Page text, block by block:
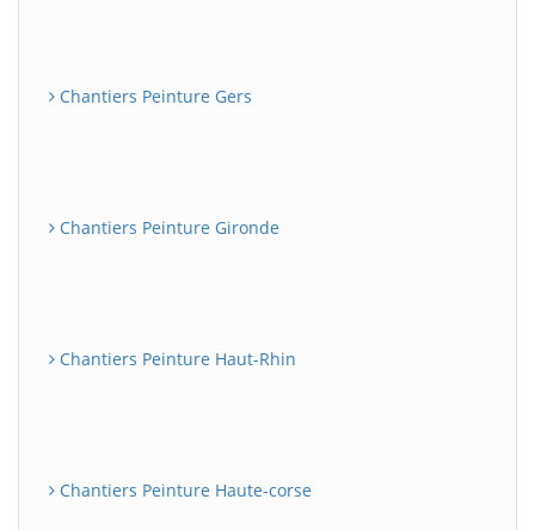
Chantiers Peinture Gers
Chantiers Peinture Gironde
Chantiers Peinture Haut-Rhin
Chantiers Peinture Haute-corse